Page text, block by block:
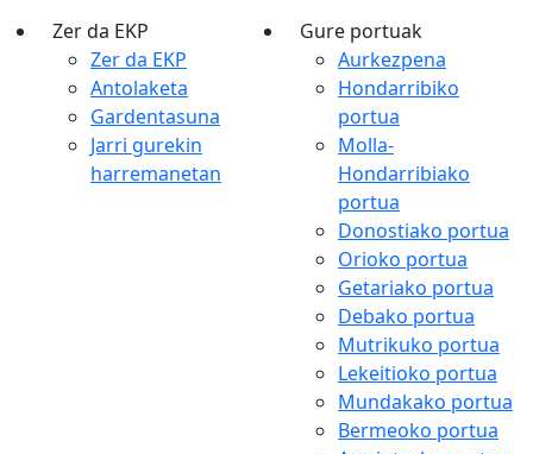
Zer da EKP
Zer da EKP
Antolaketa
Gardentasuna
Jarri gurekin
harremanetan
Gure portuak
Aurkezpena
Hondarribiko
portua
Molla-
Hondarribiako
portua
Donostiako portua
Orioko portua
Getariako portua
Debako portua
Mutrikuko portua
Lekeitioko portua
Mundakako portua
Bermeoko portua